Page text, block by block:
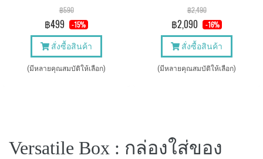
฿590
฿499 -15%
สั่งซื้อสินค้า
(มีหลายคุณสมบัติให้เลือก)
และห้องประชุม
฿2,490
฿2,090 -16%
สั่งซื้อสินค้า
(มีหลายคุณสมบัติให้เลือก)
Versatile Box : กล่องใส่ของ